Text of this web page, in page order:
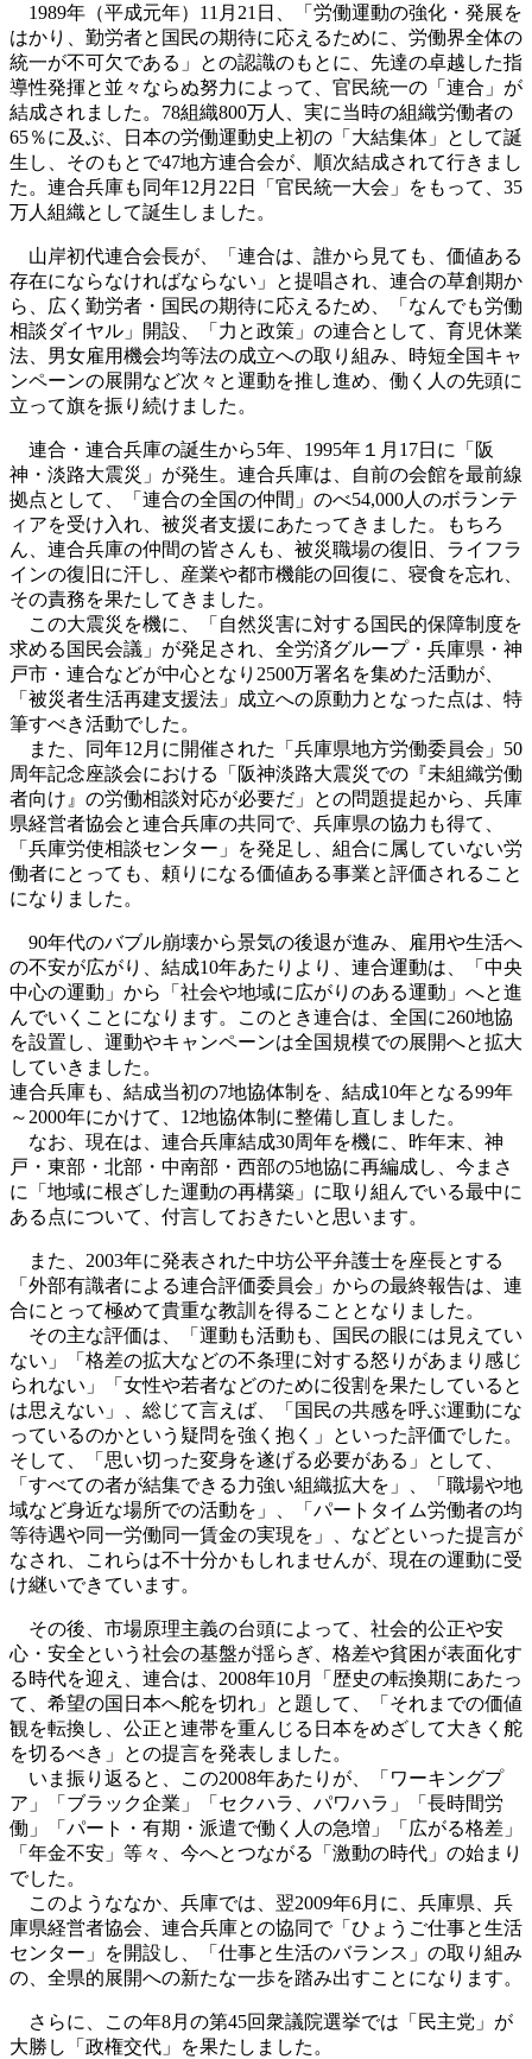
1989年（平成元年）11月21日、「労働運動の強化・発展を
はかり、勤労者と国民の期待に応えるために、労働界全体の
統一が不可欠である」との認識のもとに、先達の卓越した指
導性発揮と並々ならぬ努力によって、官民統一の「連合」が
結成されました。78組織800万人、実に当時の組織労働者の
65％に及ぶ、日本の労働運動史上初の「大結集体」として誕
生し、そのもとで47地方連合会が、順次結成されて行きまし
た。連合兵庫も同年12月22日「官民統一大会」をもって、35
万人組織として誕生しました。
山岸初代連合会長が、「連合は、誰から見ても、価値ある
存在にならなければならない」と提唱され、連合の草創期か
ら、広く勤労者・国民の期待に応えるため、「なんでも労働
相談ダイヤル」開設、「力と政策」の連合として、育児休業
法、男女雇用機会均等法の成立への取り組み、時短全国キャ
ンペーンの展開など次々と運動を推し進め、働く人の先頭に
立って旗を振り続けました。
連合・連合兵庫の誕生から5年、1995年１月17日に「阪
神・淡路大震災」が発生。連合兵庫は、自前の会館を最前線
拠点として、「連合の全国の仲間」のべ54,000人のボランテ
ィアを受け入れ、被災者支援にあたってきました。もちろ
ん、連合兵庫の仲間の皆さんも、被災職場の復旧、ライフラ
インの復旧に汗し、産業や都市機能の回復に、寝食を忘れ、
その責務を果たしてきました。
この大震災を機に、「自然災害に対する国民的保障制度を
求める国民会議」が発足され、全労済グループ・兵庫県・神
戸市・連合などが中心となり2500万署名を集めた活動が、
「被災者生活再建支援法」成立への原動力となった点は、特
筆すべき活動でした。
また、同年12月に開催された「兵庫県地方労働委員会」50
周年記念座談会における「阪神淡路大震災での『未組織労働
者向け』の労働相談対応が必要だ」との問題提起から、兵庫
県経営者協会と連合兵庫の共同で、兵庫県の協力も得て、
「兵庫労使相談センター」を発足し、組合に属していない労
働者にとっても、頼りになる価値ある事業と評価されること
になりました。
90年代のバブル崩壊から景気の後退が進み、雇用や生活へ
の不安が広がり、結成10年あたりより、連合運動は、「中央
中心の運動」から「社会や地域に広がりのある運動」へと進
んでいくことになります。このとき連合は、全国に260地協
を設置し、運動やキャンペーンは全国規模での展開へと拡大
していきました。
連合兵庫も、結成当初の7地協体制を、結成10年となる99年
～2000年にかけて、12地協体制に整備し直しました。
なお、現在は、連合兵庫結成30周年を機に、昨年末、神
戸・東部・北部・中南部・西部の5地協に再編成し、今まさ
に「地域に根ざした運動の再構築」に取り組んでいる最中に
ある点について、付言しておきたいと思います。
また、2003年に発表された中坊公平弁護士を座長とする
「外部有識者による連合評価委員会」からの最終報告は、連
合にとって極めて貴重な教訓を得ることとなりました。
その主な評価は、「運動も活動も、国民の眼には見えてい
ない」「格差の拡大などの不条理に対する怒りがあまり感じ
られない」「女性や若者などのために役割を果たしていると
は思えない」、総じて言えば、「国民の共感を呼ぶ運動にな
っているのかという疑問を強く抱く」といった評価でした。
そして、「思い切った変身を遂げる必要がある」として、
「すべての者が結集できる力強い組織拡大を」、「職場や地
域など身近な場所での活動を」、「パートタイム労働者の均
等待遇や同一労働同一賃金の実現を」、などといった提言が
なされ、これらは不十分かもしれませんが、現在の運動に受
け継いできています。
その後、市場原理主義の台頭によって、社会的公正や安
心・安全という社会の基盤が揺らぎ、格差や貧困が表面化す
る時代を迎え、連合は、2008年10月「歴史の転換期にあたっ
て、希望の国日本へ舵を切れ」と題して、「それまでの価値
観を転換し、公正と連帯を重んじる日本をめざして大きく舵
を切るべき」との提言を発表しました。
いま振り返ると、この2008年あたりが、「ワーキングプ
ア」「ブラック企業」「セクハラ、パワハラ」「長時間労
働」「パート・有期・派遣で働く人の急増」「広がる格差」
「年金不安」等々、今へとつながる「激動の時代」の始まり
でした。
このようななか、兵庫では、翌2009年6月に、兵庫県、兵
庫県経営者協会、連合兵庫との協同で「ひょうご仕事と生活
センター」を開設し、「仕事と生活のバランス」の取り組み
の、全県的展開への新たな一歩を踏み出すことになります。
さらに、この年8月の第45回衆議院選挙では「民主党」が
大勝し「政権交代」を果たしました。